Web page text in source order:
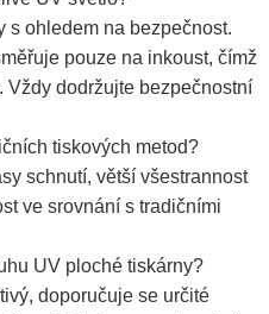
s ohledem na bezpečnost.
pouze na inkoust, čímž
dodržujte bezpečnostní
tiskových metod?
schnutí, větší všestrannost
ve srovnání s tradičními
UV ploché tiskárny?
doporučuje se určité